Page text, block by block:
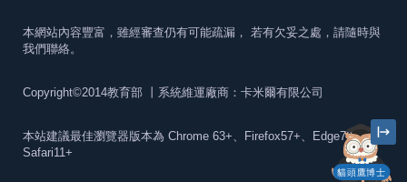
貓頭鷹博士
本網站內容豐富，雖經審查仍有可能疏漏， 若有欠妥之處，請隨時與
我們聯絡。
Copyright©2014教育部 丨系統維運廠商：卡米爾有限公司
本站建議最佳瀏覽器版本為 Chrome 63+、Firefox57+、Edge79+及
Safari11+